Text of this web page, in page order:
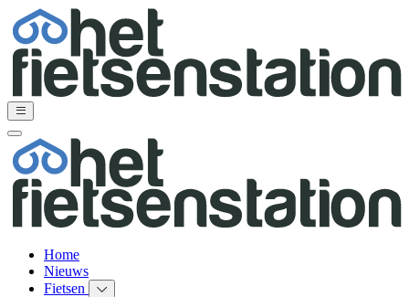
Home
Nieuws
Fietsen